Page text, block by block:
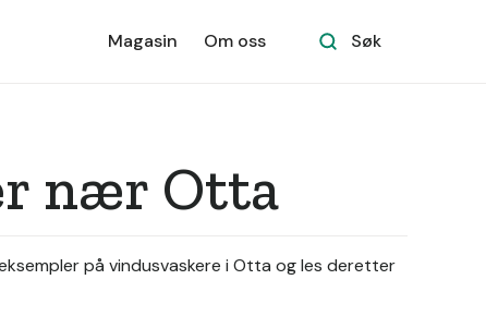
Magasin Om oss Søk
nær Otta
på vindusvaskere i Otta og les deretter